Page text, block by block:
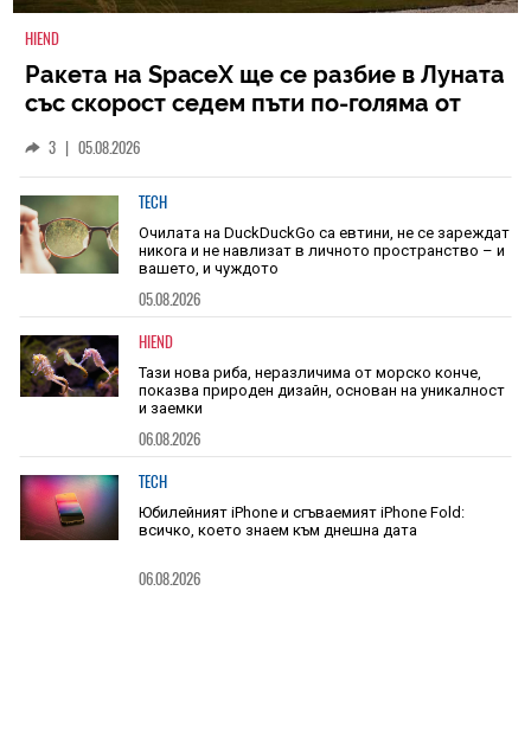
HIEND
Ракета на SpaceX ще се разбие в Луната
със скорост седем пъти по-голяма от
3 | 05.08.2026
TECH
Очилата на DuckDuckGo са евтини, не се зареждат
никога и не навлизат в личното пространство – и
вашето, и чуждото
05.08.2026
HIEND
Тази нова риба, неразличима от морско конче,
показва природен дизайн, основан на уникалност
и заемки
06.08.2026
TECH
Юбилейният iPhone и сгъваемият iPhone Fold:
всичко, което знаем към днешна дата
06.08.2026